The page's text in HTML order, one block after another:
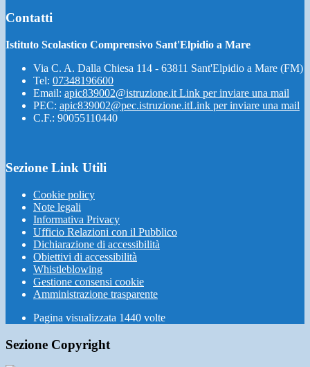
Contatti
Istituto Scolastico Comprensivo Sant'Elpidio a Mare
Via C. A. Dalla Chiesa 114 - 63811 Sant'Elpidio a Mare (FM)
Tel: 07348196600
Email: apic839002@istruzione.it Link per inviare una mail
PEC: apic839002@pec.istruzione.itLink per inviare una mail
C.F.: 90055110440
Sezione Link Utili
Cookie policy
Note legali
Informativa Privacy
Ufficio Relazioni con il Pubblico
Dichiarazione di accessibilità
Obiettivi di accessibilità
Whistleblowing
Gestione consensi cookie
Amministrazione trasparente
Pagina visualizzata 1440 volte
Sezione Copyright